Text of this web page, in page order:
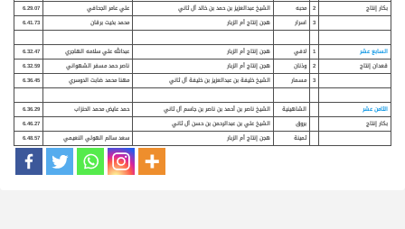
بكار إنتاج
2 محبه الشيخ عبدالعزيز بن حمد بن خالد آل ثاني علي عامر الجحافي
6.29.07
3 اسرار هجن إنتاج أم الزبار محمد بخيت برقان 6.41.73
السابع عشر 1 لافي هجن إنتاج أم الزبار عبدالله علي سلامه الهاجري
6.32.47
قعدان إنتاج
2 وذنان هجن إنتاج أم الزبار ناصر حمد مسفر الشهواني
6.32.59
3 مسمار الشيخ خليفة بن عبدالعزيز بن خليفة آل ثاني مهنا محمد ضابت الدوسري 6.36.45
الثامن عشر الشاهينية الشيخ ناصر بن أحمد بن ناصر بن جاسم آل ثاني حمد عايض محمد الحنزاب
6.36.29
بكار إنتاج
بروق الشيخ علي بن عبدالرحمن بن حسن آل ثاني
6.46.27
ثمينة
هجن إنتاج أم الزبار سعد سالم الهولي النعيمي 6.48.57